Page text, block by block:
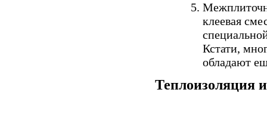
клеевая
Кстати,
обладают
Теплоизоляция